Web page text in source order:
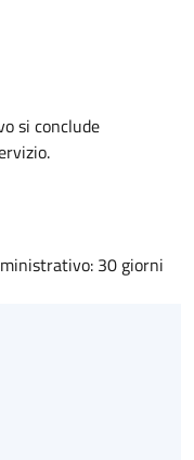
si conclude
30 giorni